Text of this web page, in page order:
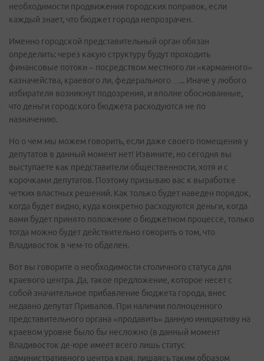
необходимости продвижения городских поправок, если
каждый знает, что бюджет города непрозрачен.
Именно городской представительный орган обязан
определить: через какую структуру будут проходить
финансовые потоки – посредством местного ли «карманного»
казначейства, краевого ли, федерального…... Иначе у любого
избирателя возникнут подозрения, и вполне обоснованные,
что деньги городского бюджета расходуются не по
назначению.
Но о чем мы можем говорить, если даже своего помещения у
депутатов в данный момент нет! Извините, но сегодня вы
выступаете как представители общественности, хотя и с
корочками депутатов. Поэтому призываю вас к выработке
четких властных решений. Как только будет наведен порядок,
когда будет видно, куда конкретно расходуются деньги, когда
вами будет принято положение о бюджетном процессе, только
тогда можно будет действительно говорить о том, что
Владивосток в чем-то обделен.
Вот вы говорите о необходимости столичного статуса для
краевого центра. Да, такое предложение, которое несет с
собой значительное прибавление бюджета города, внес
недавно депутат Привалов. При наличии полноценного
представительного органа «продавить» данную инициативу на
краевом уровне было бы несложно (в данный момент
Владивосток де-юре имеет всего лишь статус
административного центра края, лишаясь таким образом